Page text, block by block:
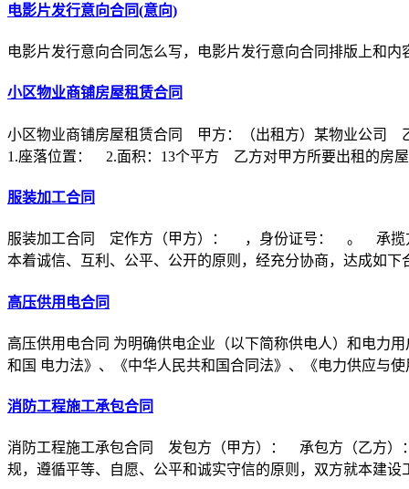
电影片发行意向合同(意向)
电影片发行意向合同怎么写，电影片发行意向合同排版上和
小区物业商铺房屋租赁合同
小区物业商铺房屋租赁合同 甲方：（出租方）某物业公司
1.座落位置： 2.面积：13个平方 乙方对甲方所要出租的房
服装加工合同
服装加工合同 定作方（甲方）： ，身份证号： 。 承揽
本着诚信、互利、公平、公开的原则，经充分协商，达成如下
高压供用电合同
高压供用电合同 为明确供电企业（以下简称供电人）和电力
和国 电力法》、《中华人民共和国合同法》、《电力供应与
消防工程施工承包合同
消防工程施工承包合同 发包方（甲方）： 承包方（乙方）
规，遵循平等、自愿、公平和诚实守信的原则，双方就本建设